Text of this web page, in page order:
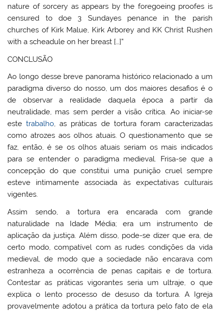
nature of sorcery as appears by the foregoeing proofes is
censured to doe 3 Sundayes penance in the parish
churches of Kirk Malue, Kirk Arborey and KK Christ Rushen
with a scheadule on her breast […]”
CONCLUSÃO
Ao longo desse breve panorama histórico relacionado a um
paradigma diverso do nosso, um dos maiores desafios é o
de observar a realidade daquela época a partir da
neutralidade, mas sem perder a visão crítica. Ao iniciar-se
estetrabalho, as práticas de tortura foram caracterizadas
como atrozes aos olhos atuais. O questionamento que se
faz, então, é se os olhos atuais seriam os mais indicados
para se entender o paradigma medieval. Frisa-se que a
concepção do que constitui uma punição cruel sempre
esteve intimamente associada às expectativas culturais
vigentes.
Assim sendo, a tortura era encarada com grande
naturalidade na Idade Média; era um instrumento de
aplicação da justiça. Além disso, pode-se dizer que era, de
certo modo, compatível com as rudes condições da vida
medieval, de modo que a sociedade não encarava com
estranheza a ocorrência de penas capitais e de tortura.
Contestar as práticas vigorantes seria um ultraje, o que
explica o lento processo de desuso da tortura. A Igreja
provavelmente adotou a prática da tortura pelo fato de ela